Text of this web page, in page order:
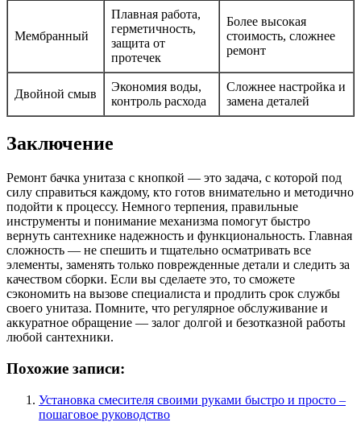
Мембранный
Плавная работа,
герметичность,
защита от
протечек
Более высокая
стоимость, сложнее
ремонт
Двойной смыв
Экономия воды,
контроль расхода
Сложнее настройка и
замена деталей
Заключение
Ремонт бачка унитаза с кнопкой — это задача, с которой под
силу справиться каждому, кто готов внимательно и методично
подойти к процессу. Немного терпения, правильные
инструменты и понимание механизма помогут быстро
вернуть сантехнике надежность и функциональность. Главная
сложность — не спешить и тщательно осматривать все
элементы, заменять только поврежденные детали и следить за
качеством сборки. Если вы сделаете это, то сможете
сэкономить на вызове специалиста и продлить срок службы
своего унитаза. Помните, что регулярное обслуживание и
аккуратное обращение — залог долгой и безотказной работы
любой сантехники.
Похожие записи:
Установка смесителя своими руками быстро и просто –
пошаговое руководство